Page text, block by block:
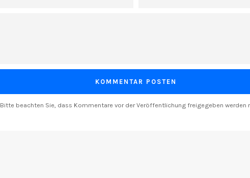
Bitte beachten Sie, dass Kommentare vor der Veröffentlichung freigegeben werden